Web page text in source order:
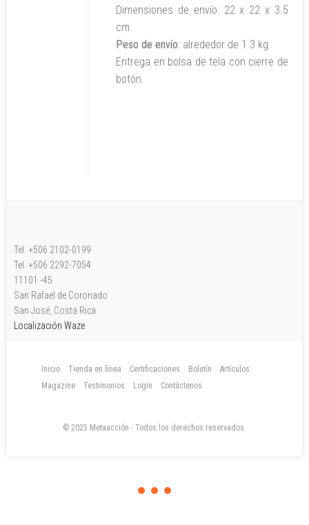
Dimensiones de envío: 22 x 22 x 3.5
cm.
Peso de envío: alrededor de 1.3 kg.
Entrega en bolsa de tela con cierre de
botón.
Tel. +506 2102-0199
Tel. +506 2292-7054
11101 -45
San Rafael de Coronado
San José, Costa Rica
Localización Waze
Inicio Tienda en línea Certificaciones Boletín
Artículos
Magazine
Testimonios Login Contáctenos
© 2025 Metaacción - Todos los derechos reservados.